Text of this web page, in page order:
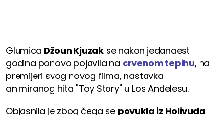
Glumica Džoun Kjuzak se nakon jedanaest
godina ponovo pojavila na crvenom tepihu, na
premijeri svog novog filma, nastavka
animiranog hita "Toy Story" u Los Anđelesu.
Objasnila je zbog čega se povukla iz Holivuda